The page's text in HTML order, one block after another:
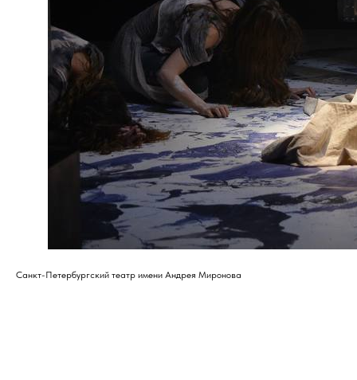
Санкт-Петербургский театр имени Андрея Миронова